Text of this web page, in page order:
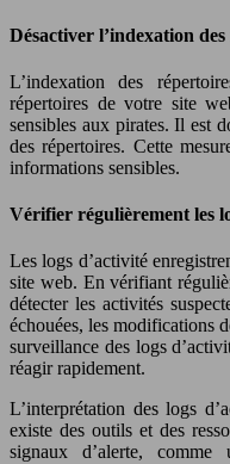
Désactiver l’indexation
L’indexation des
répertoires de votre site
sensibles aux pirates. Il est
des répertoires. Cette
informations sensibles.
Vérifier régulièrement les
Les logs d’activité
site web. En vérifiant
détecter les activités
échouées, les modifications
surveillance des logs
réagir rapidement.
L’interprétation des logs
existe des outils et des
signaux d’alerte,